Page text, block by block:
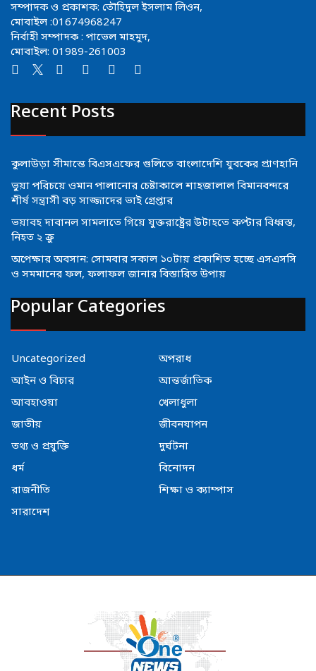
সম্পাদক ও প্রকাশক: তৌহিদুল ইসলাম লিওন,
মোবাইল :01674968247
নির্বাহী সম্পাদক : পাভেল মাহমুদ,
মোবাইল: 01989-261003
Recent Posts
কুলাউড়া সীমান্তে বিএসএফের গুলিতে বাংলাদেশি যুবকের প্রাণহানি
ভুয়া পরিচয়ে ওমান পালানোর চেষ্টাকালে শাহজালাল বিমানবন্দরে
শীর্ষ সন্ত্রাসী বড় সাজ্জাদের ভাই গ্রেপ্তার
ভয়াবহ দাবানল সামলাতে গিয়ে যুক্তরাষ্ট্রের উটাহতে কপ্টার বিধ্বস্ত,
নিহত ২ ক্রু
অপেক্ষার অবসান: সোমবার সকাল ১০টায় প্রকাশিত হচ্ছে এসএসসি
ও সমমানের ফল, ফলাফল জানার বিস্তারিত উপায়
Popular Categories
Uncategorized
অপরাধ
আইন ও বিচার
আন্তর্জাতিক
আবহাওয়া
খেলাধুলা
জাতীয়
জীবনযাপন
তথ্য ও প্রযুক্তি
দুর্ঘটনা
ধর্ম
বিনোদন
রাজনীতি
শিক্ষা ও ক্যাম্পাস
সারাদেশ